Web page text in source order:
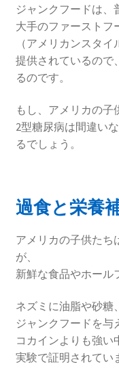
ジャンクフードは、
大手のファーストフ
（アメリカンスタ
提供されているので
るのです。
もし、アメリカの子
2型糖尿病は間違い
るでしょう。
過食と栄養
アメリカの子供たち
が、
新鮮な食品やホール
ネズミに油脂や砂糖
ジャンクフードを与
コカインよりも強い
実験で証明されてい